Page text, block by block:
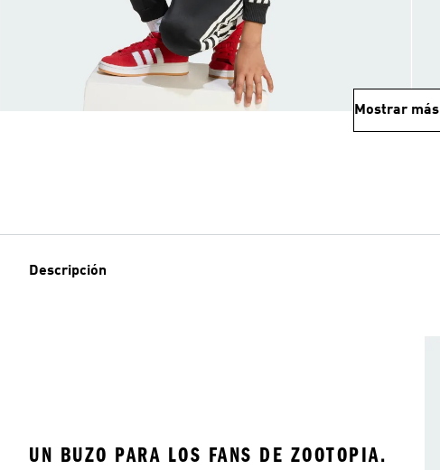
Mostrar más
Descripción
UN BUZO PARA LOS FANS DE ZOOTOPIA.